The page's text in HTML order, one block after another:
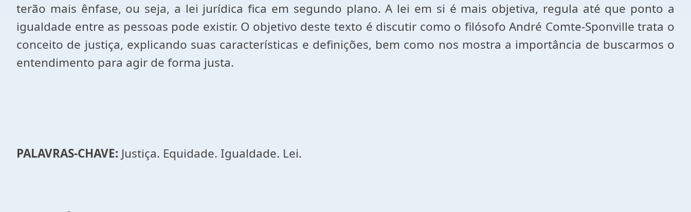
terão mais ênfase, ou seja, a lei jurídica fica em segundo plano. A lei em si é mais objetiva, regula até que ponto a
igualdade entre as pessoas pode existir. O objetivo deste texto é discutir como o filósofo André Comte-Sponville trata o
conceito de justiça, explicando suas características e definições, bem como nos mostra a importância de buscarmos o
entendimento para agir de forma justa.
PALAVRAS-CHAVE: Justiça. Equidade. Igualdade. Lei.